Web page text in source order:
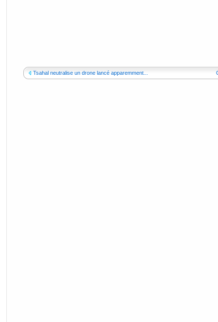
Tsahal neutralise un drone lancé apparemment...